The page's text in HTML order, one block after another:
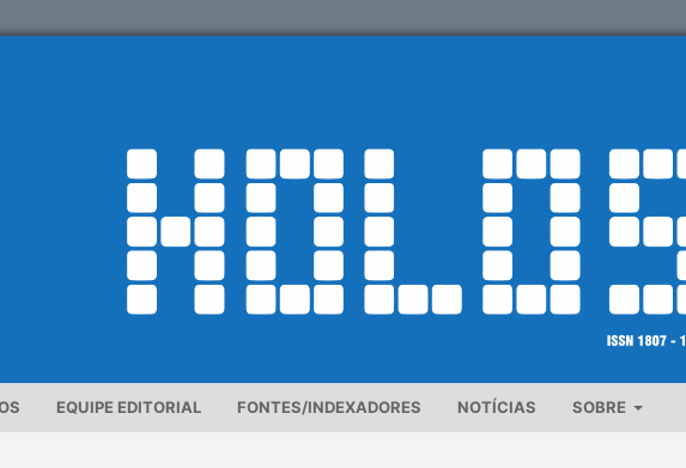
EQUIPE EDITORIAL FONTES/INDEXADORES NOTÍCIAS SOBRE